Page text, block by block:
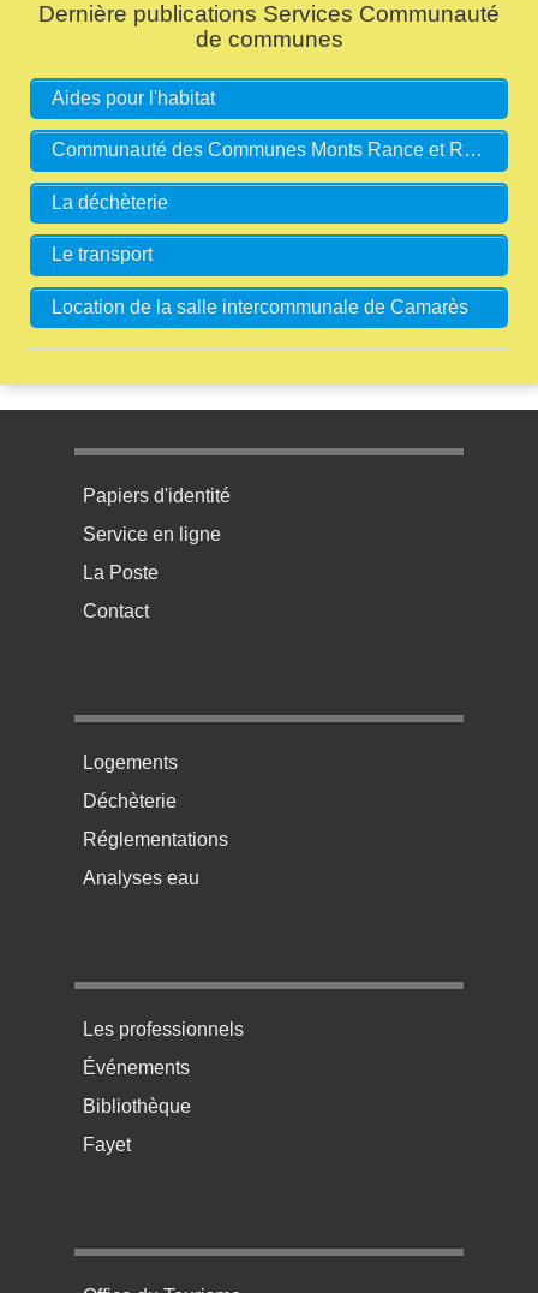
Dernière publications Services Communauté
de communes
Aides pour l'habitat
Communauté des Communes Monts Rance et Rougiers
La déchèterie
Le transport
Location de la salle intercommunale de Camarès
Menu pratique bas de page 1
Papiers d'identité
Service en ligne
La Poste
Contact
Menu pratique bas de page 2
Logements
Déchèterie
Réglementations
Analyses eau
Menu pratique bas de page 3
Les professionnels
Événements
Bibliothèque
Fayet
Menu pratique bas de page 4